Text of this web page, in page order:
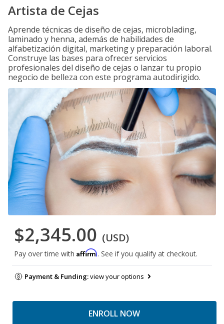
Artista de Cejas
Aprende técnicas de diseño de cejas, microblading,
laminado y henna, además de habilidades de
alfabetización digital, marketing y preparación laboral.
Construye las bases para ofrecer servicios
profesionales del diseño de cejas o lanzar tu propio
negocio de belleza con este programa autodirigido.
$2,345.00 (USD)
Pay over time with Affirm. See if you qualify at checkout.
Payment & Funding:view your options
ENROLL NOW